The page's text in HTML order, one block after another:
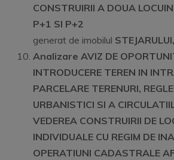
CONSTRUIRII A DOUA
P+1 SI P+2
generat de imobilul
Analizare AVIZ DE
INTRODUCERE TEREN IN
PARCELARE TERENURI,
URBANISTICI SI A
VEDEREA CONSTRUIRII DE
INDIVIDUALE CU REGIM DE
OPERATIUNI CADASTRALE